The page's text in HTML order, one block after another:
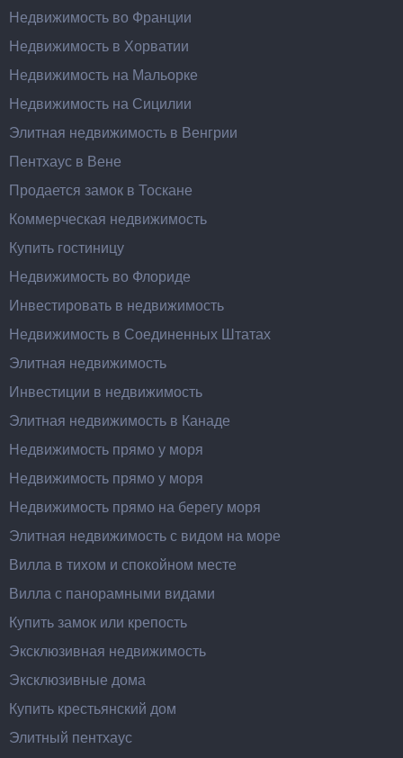
Недвижимость во Франции
Недвижимость в Хорватии
Недвижимость на Мальорке
Недвижимость на Сицилии
Элитная недвижимость в Венгрии
Пентхаус в Вене
Продается замок в Тоскане
Коммерческая недвижимость
Купить гостиницу
Недвижимость во Флориде
Инвестировать в недвижимость
Недвижимость в Соединенных Штатах
Элитная недвижимость
Инвестиции в недвижимость
Элитная недвижимость в Канаде
Недвижимость прямо у моря
Недвижимость прямо у моря
Недвижимость прямо на берегу моря
Элитная недвижимость с видом на море
Вилла в тихом и спокойном месте
Вилла с панорамными видами
Купить замок или крепость
Эксклюзивная недвижимость
Эксклюзивные дома
Купить крестьянский дом
Элитный пентхаус